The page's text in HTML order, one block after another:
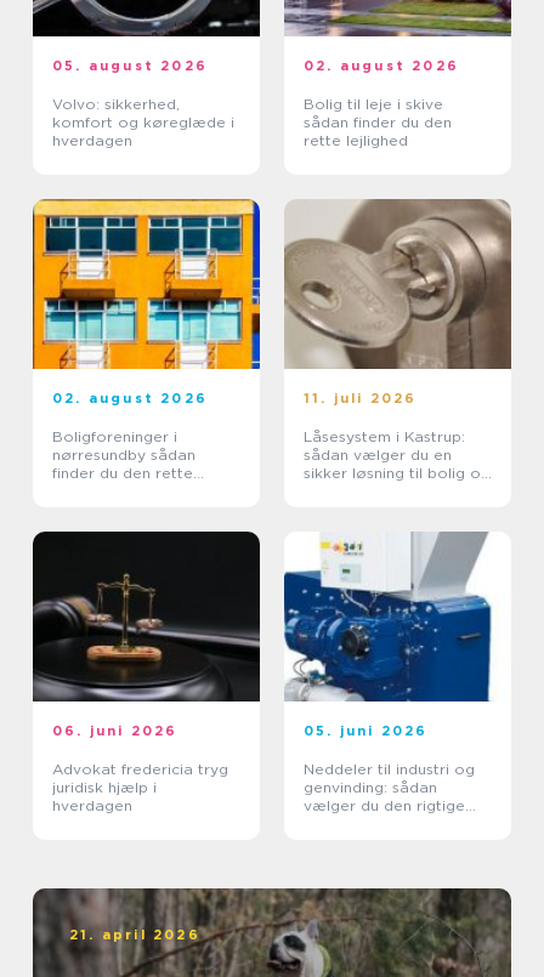
05. august 2026
Volvo: sikkerhed,
komfort og køreglæde i
hverdagen
02. august 2026
Bolig til leje i skive
sådan finder du den
rette lejlighed
02. august 2026
Boligforeninger i
nørresundby sådan
finder du den rette
11. juli 2026
Låsesystem i Kastrup:
sådan vælger du en
sikker løsning til bolig og
06. juni 2026
Advokat fredericia tryg
juridisk hjælp i
hverdagen
05. juni 2026
Neddeler til industri og
genvinding: sådan
vælger du den rigtige
21. april 2026